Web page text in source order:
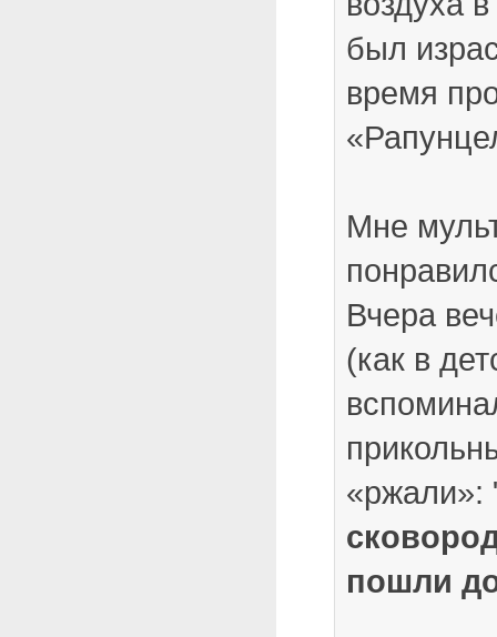
был
время
Мне
Вчера
(как в
«ржали»:
пошли